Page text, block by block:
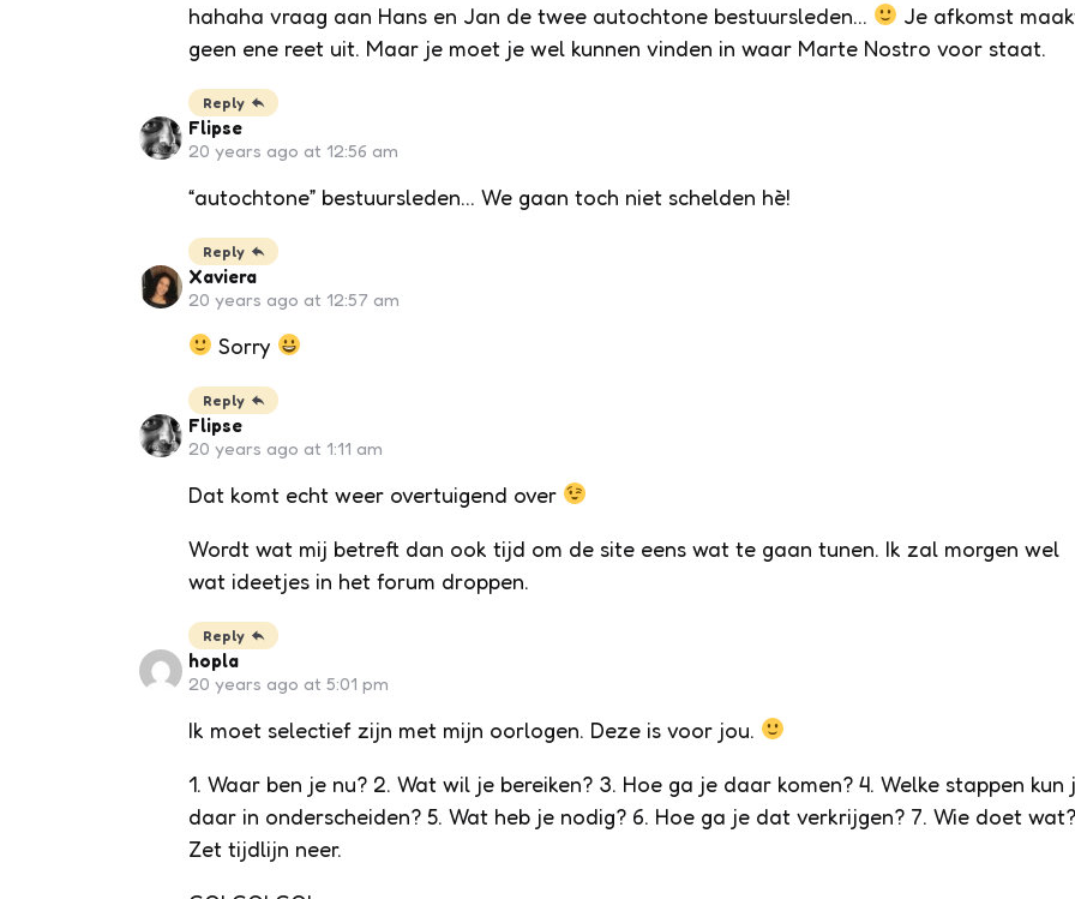
hahaha vraag aan Hans en Jan de twee autochtone bestuursleden…
Je afkomst
geen ene reet uit. Maar je moet je wel kunnen vinden in waar Marte Nostro voor staat.
Reply
Flipse
20 years ago at 12:56 am
“autochtone” bestuursleden… We gaan toch niet schelden hè!
Reply
Xaviera
20 years ago at 12:57 am
Sorry
Reply
Flipse
20 years ago at 1:11 am
Dat komt echt weer overtuigend over
Wordt wat mij betreft dan ook tijd om de site eens wat te gaan tunen. Ik zal morgen wel
wat ideetjes in het forum droppen.
Reply
hopla
20 years ago at 5:01 pm
Ik moet selectief zijn met mijn oorlogen. Deze is voor jou.
1. Waar ben je nu? 2. Wat wil je bereiken? 3. Hoe ga je daar komen? 4. Welke stappen kun
daar in onderscheiden? 5. Wat heb je nodig? 6. Hoe ga je dat verkrijgen? 7. Wie doet
Zet tijdlijn neer.